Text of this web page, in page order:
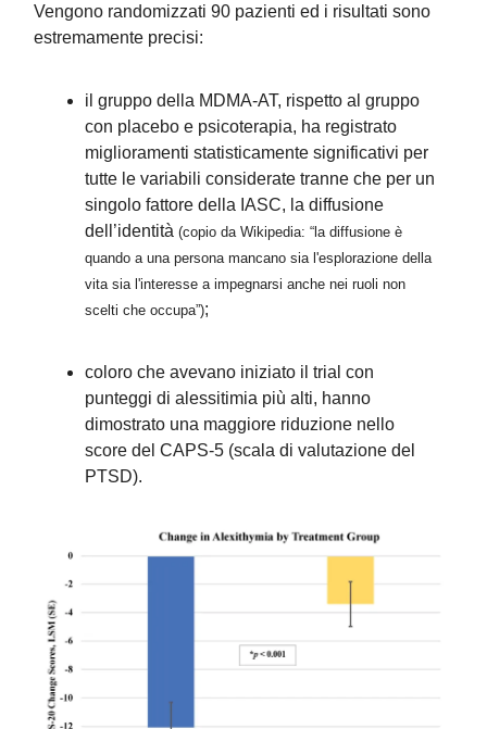
Vengono randomizzati 90 pazienti ed i risultati sono
estremamente precisi:
il gruppo della MDMA-AT, rispetto al gruppo
con placebo e psicoterapia, ha registrato
miglioramenti statisticamente significativi per
tutte le variabili considerate tranne che per un
singolo fattore della IASC, la diffusione
dell’identità (copio da Wikipedia: “la diffusione è
quando a una persona mancano sia l'esplorazione della
vita sia l'interesse a impegnarsi anche nei ruoli non
scelti che occupa”);
coloro che avevano iniziato il trial con
punteggi di alessitimia più alti, hanno
dimostrato una maggiore riduzione nello
score del CAPS-5 (scala di valutazione del
PTSD).